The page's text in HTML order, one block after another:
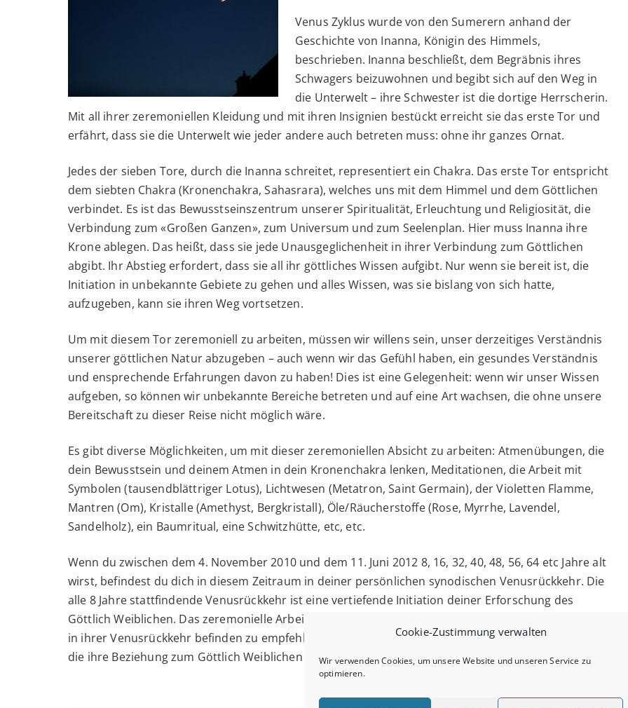
Cookie-Zustimmung verwalten
Wir verwenden Cookies, um unsere Website und unseren Service zu
optimieren.
Venus Zyklus wurde von den Sumerern anhand der
Geschichte von Inanna, Königin des Himmels,
beschrieben. Inanna beschließt, dem Begräbnis ihres
Schwagers beizuwohnen und begibt sich auf den Weg in
die Unterwelt – ihre Schwester ist die dortige Herrscherin.
Mit all ihrer zeremoniellen Kleidung und mit ihren Insignien bestückt erreicht sie das erste Tor und
erfährt, dass sie die Unterwelt wie jeder andere auch betreten muss: ohne ihr ganzes Ornat.
Jedes der sieben Tore, durch die Inanna schreitet, representiert ein Chakra. Das erste Tor entspricht
dem siebten Chakra (Kronenchakra, Sahasrara), welches uns mit dem Himmel und dem Göttlichen
verbindet. Es ist das Bewusstseinszentrum unserer Spiritualität, Erleuchtung und Religiosität, die
Verbindung zum «Großen Ganzen», zum Universum und zum Seelenplan. Hier muss Inanna ihre
Krone ablegen. Das heißt, dass sie jede Unausgeglichenheit in ihrer Verbindung zum Göttlichen
abgibt. Ihr Abstieg erfordert, dass sie all ihr göttliches Wissen aufgibt. Nur wenn sie bereit ist, die
Initiation in unbekannte Gebiete zu gehen und alles Wissen, was sie bislang von sich hatte,
aufzugeben, kann sie ihren Weg vortsetzen.
Um mit diesem Tor zeremoniell zu arbeiten, müssen wir willens sein, unser derzeitiges Verständnis
unserer göttlichen Natur abzugeben – auch wenn wir das Gefühl haben, ein gesundes Verständnis
und ensprechende Erfahrungen davon zu haben! Dies ist eine Gelegenheit: wenn wir unser Wissen
aufgeben, so können wir unbekannte Bereiche betreten und auf eine Art wachsen, die ohne unsere
Bereitschaft zu dieser Reise nicht möglich wäre.
Es gibt diverse Möglichkeiten, um mit dieser zeremoniellen Absicht zu arbeiten: Atmenübungen, die
dein Bewusstsein und deinem Atmen in dein Kronenchakra lenken, Meditationen, die Arbeit mit
Symbolen (tausendblättriger Lotus), Lichtwesen (Metatron, Saint Germain), der Violetten Flamme,
Mantren (Om), Kristalle (Amethyst, Bergkristall), Öle/Räucherstoffe (Rose, Myrrhe, Lavendel,
Sandelholz), ein Baumritual, eine Schwitzhütte, etc, etc.
Wenn du zwischen dem 4. November 2010 und dem 11. Juni 2012 8, 16, 32, 40, 48, 56, 64 etc Jahre alt
wirst, befindest du dich in diesem Zeitraum in deiner persönlichen synodischen Venusrückkehr. Die
alle 8 Jahre stattfindende Venusrückkehr ist eine vertiefende Initiation deiner Erforschung des
Göttlich Weiblichen. Das zeremonielle Arbeiten mit diesem und den weiteren Toren ist allen, die sich
in ihrer Venusrückkehr befinden zu empfehlen, sowie allen, die Venus im Skorpion haben und allen,
die ihre Beziehung zum Göttlich Weiblichen vertiefen wollen.